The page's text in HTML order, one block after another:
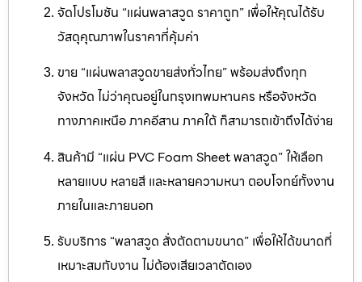
จัดโปรโมชัน “แผ่นพลาสวูด ราคาถูก” เพื่อให้คุณได้รับ
วัสดุคุณภาพในราคาที่คุ้มค่า
ขาย “แผ่นพลาสวูดขายส่งทั่วไทย” พร้อมส่งถึงทุก
จังหวัด ไม่ว่าคุณอยู่ในกรุงเทพมหานคร หรือจังหวัด
ทางภาคเหนือ ภาคอีสาน ภาคใต้ ก็สามารถเข้าถึงได้ง่าย
สินค้ามี “แผ่น PVC Foam Sheet พลาสวูด” ให้เลือก
หลายแบบ หลายสี และหลายความหนา ตอบโจทย์ทั้งงาน
ภายในและภายนอก
รับบริการ “พลาสวูด สั่งตัดตามขนาด” เพื่อให้ได้ขนาดที่
เหมาะสมกับงาน ไม่ต้องเสียเวลาตัดเอง